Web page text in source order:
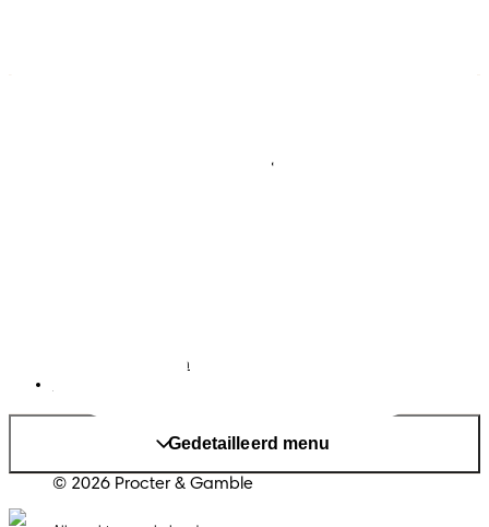
Land/regio wijzigen
Gedetailleerd menu
© 2026 Procter & Gamble